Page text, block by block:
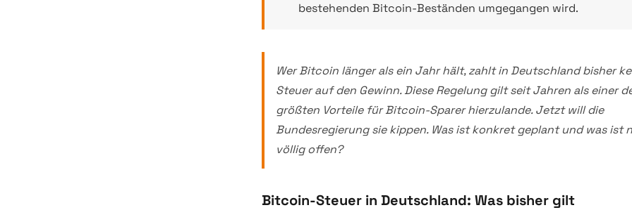
bestehenden Bitcoin-Beständen umgegangen wird.
Wer Bitcoin länger als ein Jahr hält, zahlt in Deutschland bisher
Steuer auf den Gewinn. Diese Regelung gilt seit Jahren als einer
größten Vorteile für Bitcoin-Sparer hierzulande. Jetzt will die
Bundesregierung sie kippen. Was ist konkret geplant und was ist
völlig offen?
Bitcoin-Steuer in Deutschland: Was bisher gilt